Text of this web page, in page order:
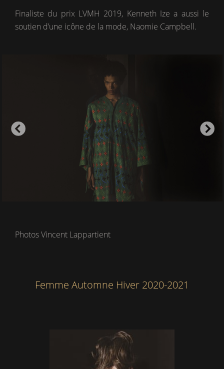
Finaliste du prix LVMH 2019, Kenneth Ize a aussi le
soutien d’une icône de la mode, Naomie Campbell.
Photos Vincent Lappartient
Femme Automne Hiver 2020-2021